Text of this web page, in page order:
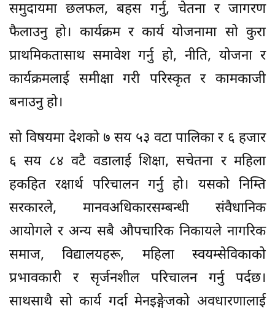
समुदायमा छलफल, बहस गर्नु, चेतना र जागरण
फैलाउनु हो। कार्यक्रम र कार्य योजनामा सो कुरा
प्राथमिकतासाथ समावेश गर्नु हो, नीति, योजना र
कार्यक्रमलाई समीक्षा गरी परिस्कृत र कामकाजी
बनाउनु हो।
सो विषयमा देशको ७ सय ५३ वटा पालिका र ६ हजार
६ सय ८४ वटै वडालाई शिक्षा, सचेतना र महिला
हकहित रक्षार्थ परिचालन गर्नु हो। यसको निम्ति
सरकारले, मानवअधिकारसम्बन्धी संवैधानिक
आयोगले र अन्य सबै औपचारिक निकायले नागरिक
समाज, विद्यालयहरू, महिला स्वयम्सेविकाको
प्रभावकारी र सृर्जनशील परिचालन गर्नु पर्दछ।
साथसाथै सो कार्य गर्दा मेनइङ्गेजको अवधारणालाई